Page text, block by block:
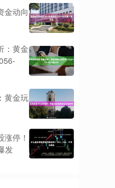
金动向
：黄金
黄金玩
停！
发